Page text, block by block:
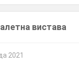
вистава
2021